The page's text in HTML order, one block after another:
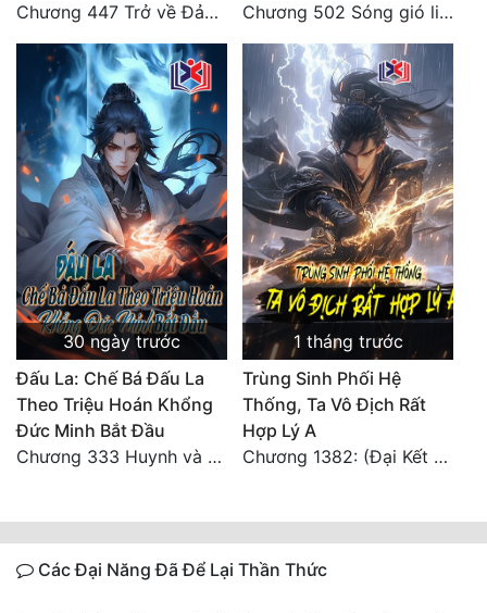
Chương 447 Trở về Đảo Hải Thần
Chương 502 Sóng gió liên hồi, nguy cơ sinh nở của Ninh Vinh Vinh [HẾT]
30 ngày trước
Đấu La: Chế Bá Đấu La
Theo Triệu Hoán Khổng
Đức Minh Bắt Đầu
Chương 333 Huynh và đệ, thần và quân
1 tháng trước
Trùng Sinh Phối Hệ
Thống, Ta Vô Địch Rất
Hợp Lý A
Chương 1382: (Đại Kết Cục)
Các Đại Năng Đã Để Lại Thần Thức